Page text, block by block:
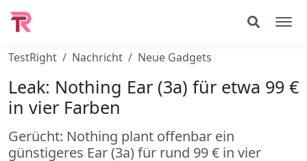
TestRight Nachricht Neue Gadgets
Leak: Nothing Ear (3a) für etwa 99 €
in vier Farben
Gerücht: Nothing plant offenbar ein
günstigeres Ear (3a) für rund 99 € in vier